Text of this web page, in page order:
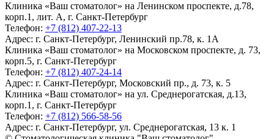
Клиника «Ваш стоматолог» на Ленинском проспекте, д.78,
корп.1, лит. А, г. Санкт-Петербург
Телефон: +7 (812) 407-22-13
Адрес: г. Санкт-Петербург, Ленинский пр.78, к. 1А
Клиника «Ваш стоматолог» на Московском проспекте, д. 73,
корп.5, г. Санкт-Петербург
Телефон: +7 (812) 407-24-14
Адрес: г. Санкт-Петербург, Московский пр., д. 73, к. 5
Клиника «Ваш стоматолог» на ул. Среднерогатская, д.13,
корп.1, г. Санкт-Петербург
Телефон: +7 (812) 566-58-56
Адрес: г. Санкт-Петербург, ул. Среднерогатская, 13 к. 1